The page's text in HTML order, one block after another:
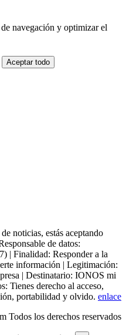
navegación y optimizar el
Aceptar todo
noticias, estás aceptando
de datos:
| Finalidad: Responder a la
información | Legitimación:
| Destinatario: IONOS mi
Tienes derecho al acceso,
portabilidad y olvido. enlace
los derechos reservados